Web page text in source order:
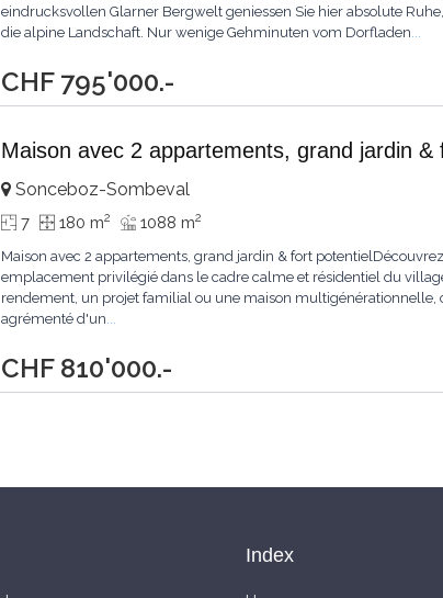
CHF 795'000.-
eindrucksvollen Glarner Bergwelt geniessen Sie hier absolute
die alpine Landschaft. Nur wenige Gehminuten vom Dorfladen...
Maison avec 2 appartements, grand jardin &
CHF 810'000.-
Sonceboz-Sombeval
7 180 m2 1088 m2
Maison avec 2 appartements, grand jardin & fort
emplacement privilégié dans le cadre calme et résidentiel du
rendement, un projet familial ou une maison multigénérationnelle,
agrémenté d'un...
Index